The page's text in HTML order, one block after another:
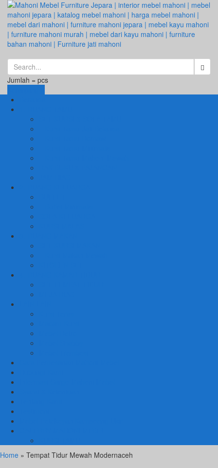
Jumlah = pcs
Home » Tempat Tidur Mewah Modernaceh